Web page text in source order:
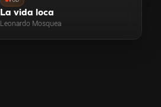
La vida loca
Leonardo Mosquea